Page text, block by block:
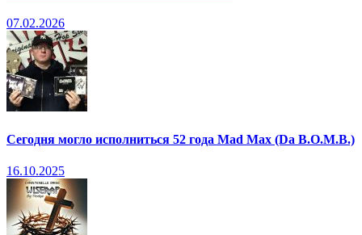
07.02.2026
Сегодня могло исполниться 52 года Mad Max (Da B.O.M.B.)
16.10.2025